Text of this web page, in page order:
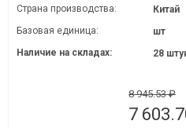
Страна производства:
Китай
Базовая единица:
шт
Наличие на складах:
28
8 945.53 ₽
7